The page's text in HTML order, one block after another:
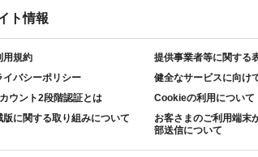
ト情報
用規約
提供事業者等に関する
イバシーポリシー
健全なサービスに向け
ウント2段階認証とは
Cookieの利用について
版に関する取り組みについて
お客さまのご利用端末
部送信について